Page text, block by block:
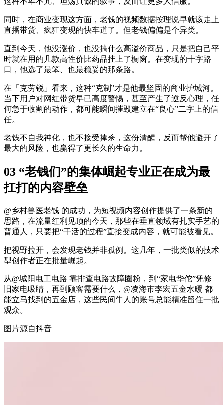
同时，在商业变现这方面，老钱的视频数据按理说早就该走上
直播带货、疯狂变现的快车道了。但老钱偏偏是个异类。
直到今天，他没涨价，也没搞什么高溢价商品，只是把自己平
时就在用的几款高性价比药品挂上了橱窗。在变现的十字路
口，他选了最笨、也最稳妥的那条路。
在「克劳锐」看来，这种“克制”才是他最坚固的商业护城河。
当下用户对网红带货早已高度警惕，甚至产生了逆反心理，任
何急于收割的动作，都可能瞬间摧毁建立在“良心”二字上的信
任。
老钱不自我神化，也不接受捧杀，这份清醒，反而帮他避开了
最大的风险，也赢得了更长久的生命力。
03 “老钱们”的集体崛起专业正在成为最
扛打的内容壁垒
@乡村兽医老钱 的成功，为短视频内容创作提供了一条新的
思路，在流量红利见顶的今天，那些在垂直领域有扎实手艺的
普通人，只要把“干活的过程”直接变成内容，就可能被看见。
把视野拉开，会发现老钱并非孤例。这几年，一批类似的技术
型创作者正在批量崛起。
从@城阳电工电路 靠排查电路故障圈粉，到“家电华佗”凭修
旧家电吸睛，再到顾客需要什么，@凌海市李宏五金水暖 都
能立马找到的五金店，这些民间牛人的账号总能精准留住一批
观众。
图片源自抖音